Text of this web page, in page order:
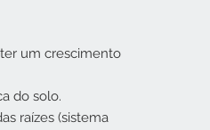
um crescimento
do solo.
raízes (sistema